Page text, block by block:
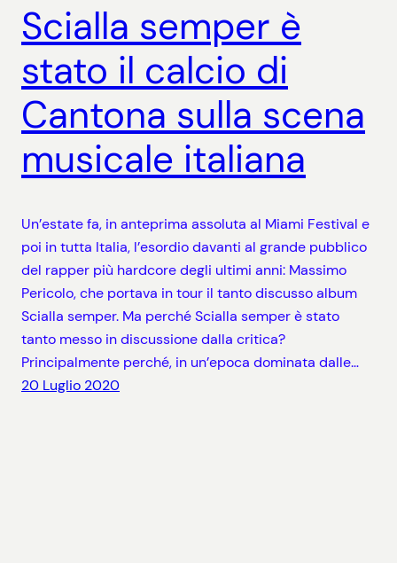
Scialla semper è
stato il calcio di
Cantona sulla scena
musicale italiana
Un’estate fa, in anteprima assoluta al Miami Festival e
poi in tutta Italia, l’esordio davanti al grande pubblico
del rapper più hardcore degli ultimi anni: Massimo
Pericolo, che portava in tour il tanto discusso album
Scialla semper. Ma perché Scialla semper è stato
tanto messo in discussione dalla critica?
Principalmente perché, in un’epoca dominata dalle…
20 Luglio 2020